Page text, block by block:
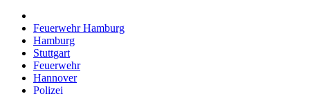
Feuerwehr Hamburg
Hamburg
Stuttgart
Feuerwehr
Hannover
Polizei